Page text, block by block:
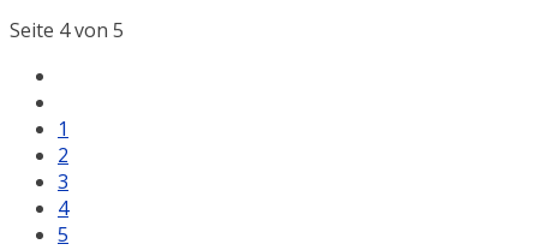
Seite 4 von 5
1
2
3
4
5